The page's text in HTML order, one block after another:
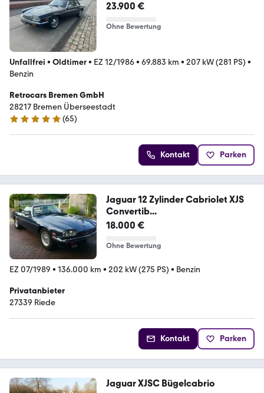
23.900 €
Ohne Bewertung
Unfallfrei • Oldtimer• EZ 12/1986• 69.883 km • 207 kW (281 PS) •
Benzin
Retrocars Bremen GmbH
28217 Bremen Überseestadt
4.8 Sterne
(65)
Kontakt Parken
Jaguar 12 Zylinder Cabriolet XJS
Convertib...
18.000 €
Ohne Bewertung
EZ 07/1989 • 136.000 km • 202 kW (275 PS) • Benzin
Privatanbieter
27339 Riede
Kontakt Parken
Jaguar XJSC Bügelcabrio